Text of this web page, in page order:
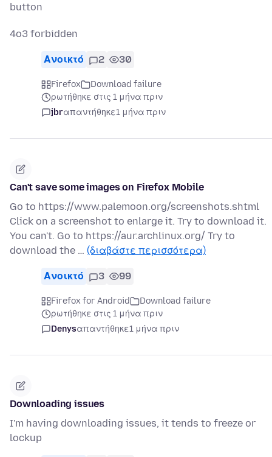
button
4o3 forbidden
Ανοικτό 2 30
Firefox
Download failure
ρωτήθηκε στις 1 μήνα πριν
jbrαπαντήθηκε1 μήνα πριν
Can't save some images on Firefox Mobile
Go to https://www.palemoon.org/screenshots.shtml
Click on a screenshot to enlarge it. Try to download it.
You can't. Go to https://aur.archlinux.org/ Try to
download the … (διαβάστε περισσότερα)
Ανοικτό 3 99
Firefox for Android
Download failure
ρωτήθηκε στις 1 μήνα πριν
Denysαπαντήθηκε1 μήνα πριν
Downloading issues
I'm having downloading issues, it tends to freeze or
lockup